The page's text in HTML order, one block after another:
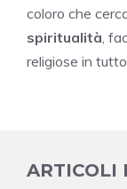
coloro che
spiritualità,
religiose in
ARTICOLI